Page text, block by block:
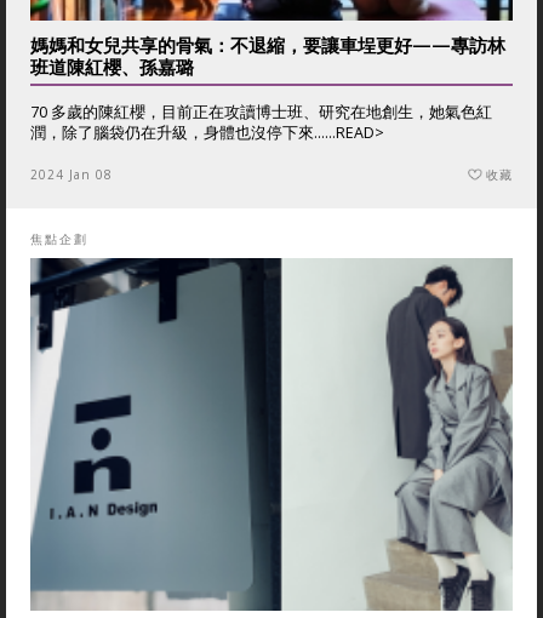
媽媽和女兒共享的骨氣：不退縮，要讓車埕更好——專訪林
班道陳紅櫻、孫嘉璐
70 多歲的陳紅櫻，目前正在攻讀博士班、研究在地創生，她氣色紅
潤，除了腦袋仍在升級，身體也沒停下來......READ>
2024 Jan 08 收藏
焦點企劃